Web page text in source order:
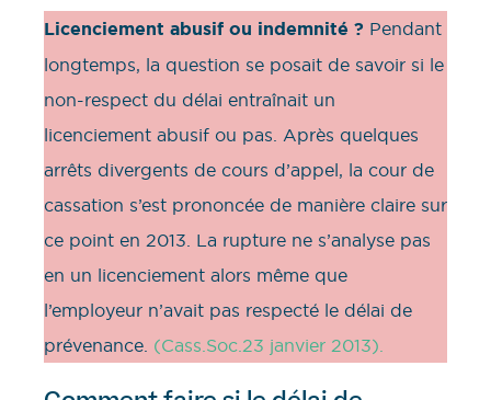
Licenciement abusif ou indemnité ? Pendant
longtemps, la question se posait de savoir si le
non-respect du délai entraînait un
licenciement abusif ou pas. Après quelques
arrêts divergents de cours d’appel, la cour de
cassation s’est prononcée de manière claire sur
ce point en 2013. La rupture ne s’analyse pas
en un licenciement alors même que
l’employeur n’avait pas respecté le délai de
prévenance. (Cass.Soc.23 janvier 2013).